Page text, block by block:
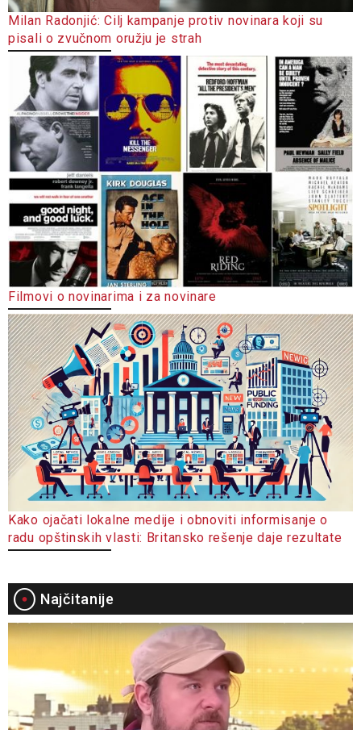
Milan Radonjić: Cilj kampanje protiv novinara koji su
pisali o zvučnom oružju je strah
Filmovi o novinarima i za novinare
Kako ojačati lokalne medije i obnoviti informisanje o
radu opštinskih vlasti: Britansko rešenje daje rezultate
Najčitanije